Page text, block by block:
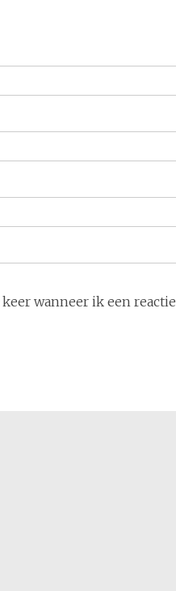
wanneer ik een reactie